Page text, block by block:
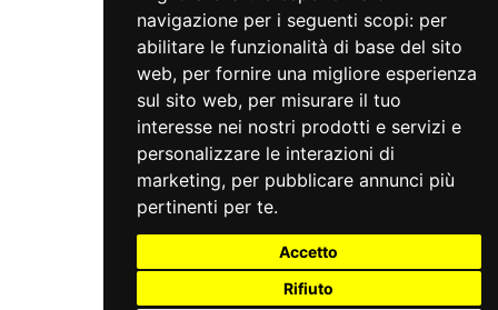
navigazione per i seguenti scopi: per
abilitare le funzionalità di base del sito
web, per fornire una migliore esperienza
sul sito web, per misurare il tuo
interesse nei nostri prodotti e servizi e
personalizzare le interazioni di
marketing, per pubblicare annunci più
pertinenti per te.
Accetto
Rifiuto